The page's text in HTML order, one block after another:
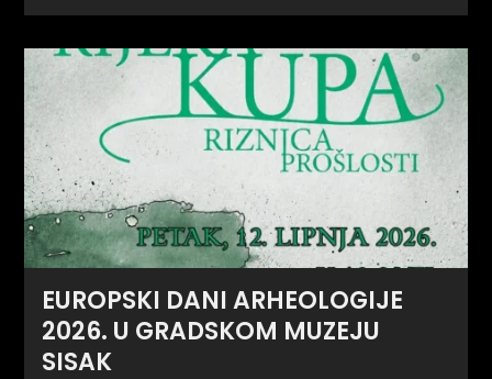
EUROPSKI DANI ARHEOLOGIJE
2026. U GRADSKOM MUZEJU
SISAK